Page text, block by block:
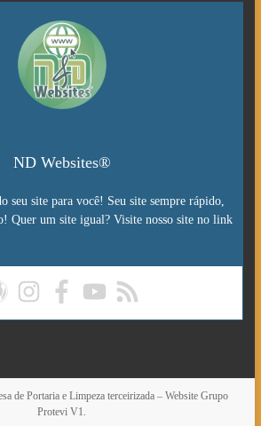
ND Websites®
seu site para você! Seu site sempre rápido,
Quer um site igual? Visite nosso site no link
de Portaria e Limpeza terceirizada – Website Grupo
Protevi V1.